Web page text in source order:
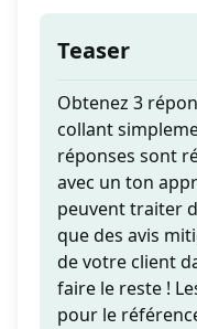
Teaser
Obtenez 3
collant
réponses sont
avec un ton
peuvent traiter
que des avis
de votre client
faire le reste !
pour le